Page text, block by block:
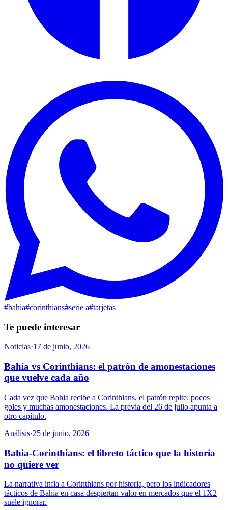
#bahia#corinthians#serie a#tarjetas
Te puede interesar
Noticias·17 de junio, 2026
Bahia vs Corinthians: el patrón de amonestaciones
que vuelve cada año
Cada vez que Bahia recibe a Corinthians, el patrón repite: pocos
goles y muchas amonestaciones. La previa del 26 de julio apunta a
otro capítulo.
Análisis·25 de junio, 2026
Bahia-Corinthians: el libreto táctico que la historia
no quiere ver
La narrativa infla a Corinthians por historia, pero los indicadores
tácticos de Bahia en casa despiertan valor en mercados que el 1X2
suele ignorar.